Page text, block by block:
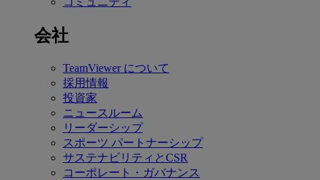
会社
TeamViewer について
採用情報
投資家
ニュースルーム
リーダーシップ
スポーツ パートナーシップ
サステナビリティとCSR
コーポレート・ガバナンス